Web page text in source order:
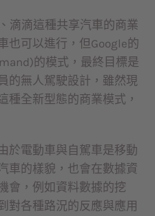
滴滴這種共享汽車的商業
也可以進行，但Google的
的模式，最終目標是
的無人駕駛設計，雖然現
種全新型態的商業模式，
於電動車與自駕車是移動
車的樣貌，也會在數據資
會，例如資料數據的挖
對各種路況的反應與應用